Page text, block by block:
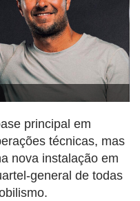
principal em
técnicas, mas
nova instalação em
general de todas